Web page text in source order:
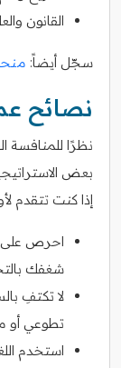
القانون
سجّل أيضاً:
نصائح
نظرًا للمنافسة
بعض
إذا كنت تتقدم
احرص
شغفك
لا تكتفِ
تطوعي أو
استخدم